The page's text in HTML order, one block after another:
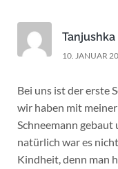
Tanjushka
10. JANUAR
Bei uns ist der erste
wir haben mit
Schneemann
natürlich war es
Kindheit, denn man